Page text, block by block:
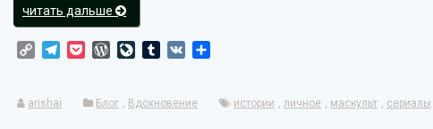
читать дальше «Эволюция
в
реальном
Copy TelegramPocketWordPress
LiveJournal
Tumblr
VK
arishai Блог Вдохновение истории личное маскульт сериалы